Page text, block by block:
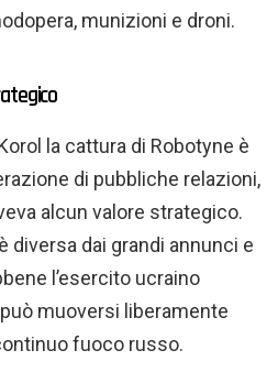
munizioni e droni.
la cattura di Robotyne è
di pubbliche relazioni,
alcun valore strategico.
diversa dai grandi annunci e
l’esercito ucraino
muoversi liberamente
fuoco russo.